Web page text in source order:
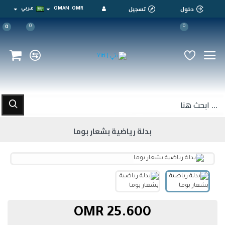
دخول تسجيل OMR
OMAN عربي
0
0
0
بدلة رياضية بشعار بوما
25.600 OMR